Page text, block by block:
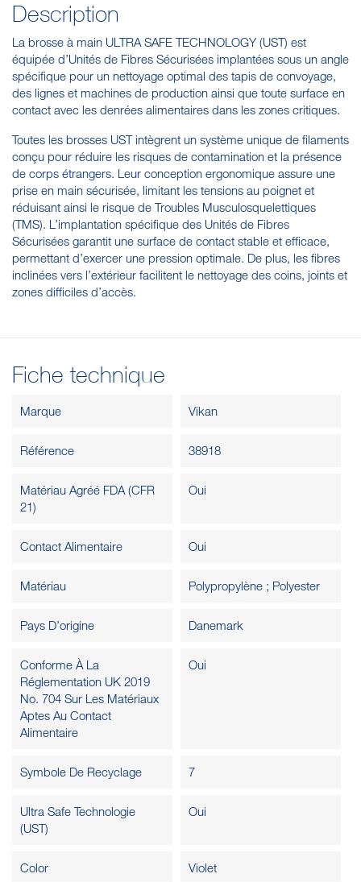
Description
La brosse à main ULTRA SAFE TECHNOLOGY (UST) est
équipée d’Unités de Fibres Sécurisées implantées sous un angle
spécifique pour un nettoyage optimal des tapis de convoyage,
des lignes et machines de production ainsi que toute surface en
contact avec les denrées alimentaires dans les zones critiques.
Toutes les brosses UST intègrent un système unique de filaments
conçu pour réduire les risques de contamination et la présence
de corps étrangers. Leur conception ergonomique assure une
prise en main sécurisée, limitant les tensions au poignet et
réduisant ainsi le risque de Troubles Musculosquelettiques
(TMS). L’implantation spécifique des Unités de Fibres
Sécurisées garantit une surface de contact stable et efficace,
permettant d’exercer une pression optimale. De plus, les fibres
inclinées vers l’extérieur facilitent le nettoyage des coins, joints et
zones difficiles d’accès.
Fiche technique
Marque Vikan
Référence 38918
Matériau Agréé FDA (CFR
21)
Oui
Contact Alimentaire Oui
Matériau Polypropylène ; Polyester
Pays D’origine Danemark
Conforme À La
Réglementation UK 2019
No. 704 Sur Les Matériaux
Aptes Au Contact
Alimentaire
Oui
Symbole De Recyclage 7
Ultra Safe Technologie
(UST)
Oui
Color Violet